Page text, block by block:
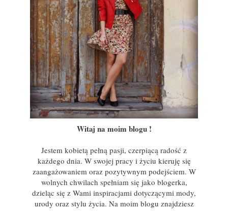
Witaj na moim blogu !
Jestem kobietą pełną pasji, czerpiącą radość z
każdego dnia. W swojej pracy i życiu kieruję się
zaangażowaniem oraz pozytywnym podejściem. W
wolnych chwilach spełniam się jako blogerka,
dzieląc się z Wami inspiracjami dotyczącymi mody,
urody oraz stylu życia. Na moim blogu znajdziesz